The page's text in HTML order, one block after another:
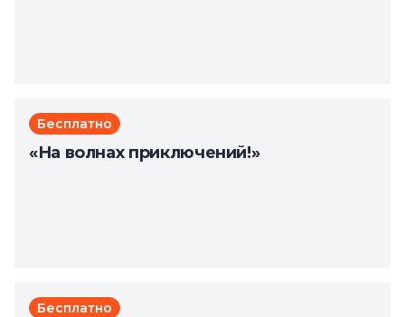
Бесплатно
«На волнах приключений!»
Бесплатно